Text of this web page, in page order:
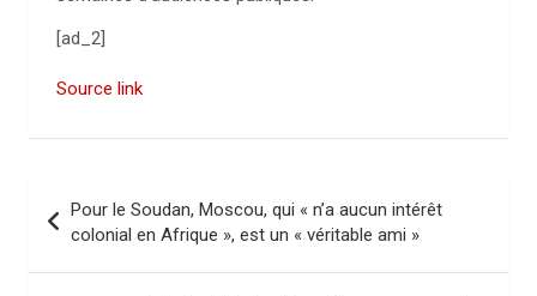
[ad_2]
Source link
v
Pour le Soudan, Moscou, qui « n’a aucun intérêt
colonial en Afrique », est un « véritable ami »